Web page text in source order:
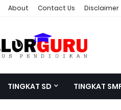
About Contact Us Disclaimer
TINGKAT SD TINGKAT